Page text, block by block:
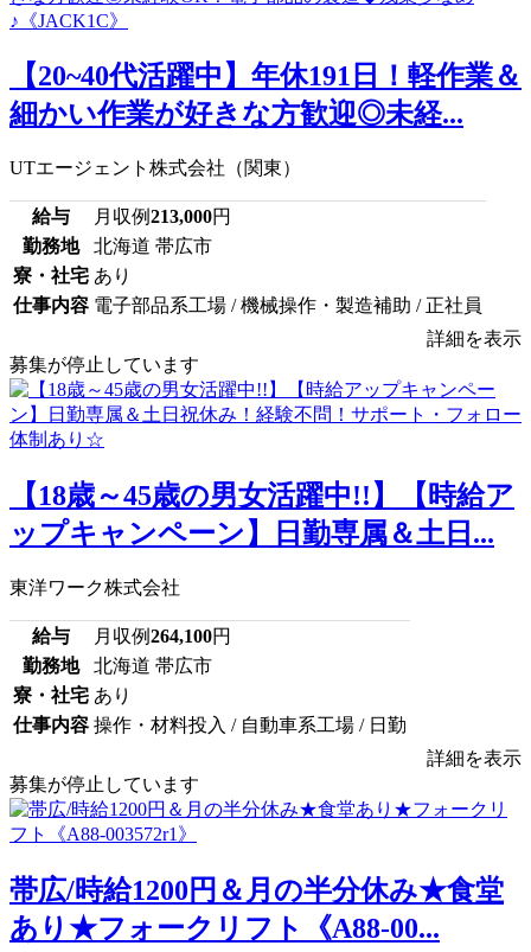
【20~40代活躍中】年休191日！軽作業＆
細かい作業が好きな方歓迎◎未経...
UTエージェント株式会社（関東）
給与 月収例213,000円
勤務地
北海道 帯広市
寮・社宅 あり
仕事内容 電子部品系工場 / 機械操作・製造補助 / 正社員
詳細を表示
募集が停止しています
【18歳～45歳の男女活躍中!!】【時給ア
ップキャンペーン】日勤専属＆土日...
東洋ワーク株式会社
給与 月収例264,100円
勤務地
北海道 帯広市
寮・社宅 あり
仕事内容 操作・材料投入 / 自動車系工場 / 日勤
詳細を表示
募集が停止しています
帯広/時給1200円＆月の半分休み★食堂
あり★フォークリフト《A88-00...